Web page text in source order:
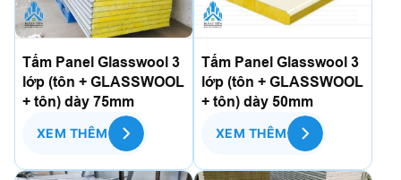
Tấm Panel Glasswool 3
lớp (tôn + GLASSWOOL
+ tôn) dày 75mm
XEM THÊM
Tấm Panel Glasswool 3
lớp (tôn + GLASSWOOL
+ tôn) dày 50mm
XEM THÊM